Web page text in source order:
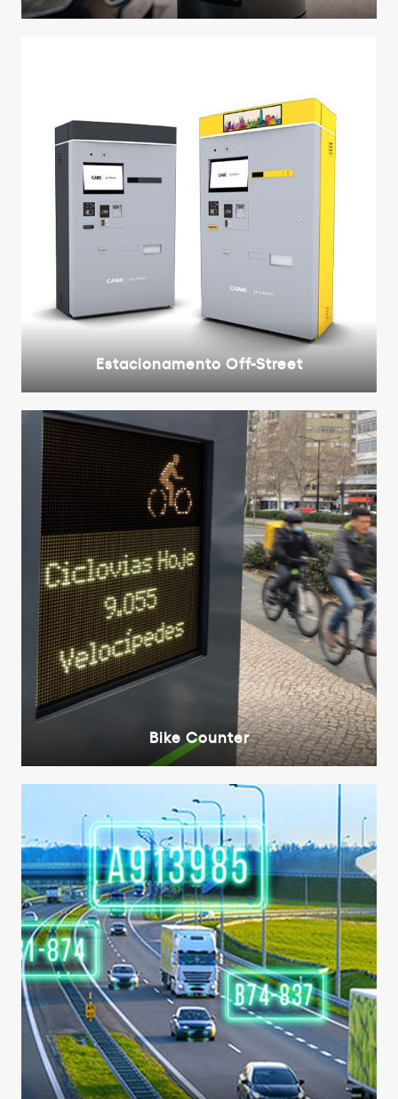
Estacionamento Off-Street
Bike Counter